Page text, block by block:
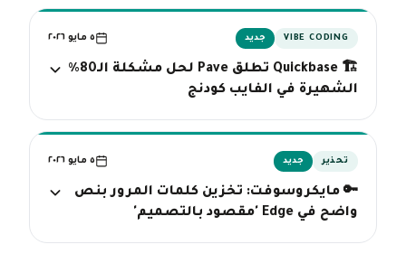
VIBE CODING جديد ٥ مايو ٢٠٢٦
🏗️ Quickbase تطلق Pave لحل مشكلة الـ80%
الشهيرة في الفايب كودنج
تحذير جديد ٥ مايو ٢٠٢٦
🔑 مايكروسوفت: تخزين كلمات المرور بنص
واضح في Edge 'مقصود بالتصميم'